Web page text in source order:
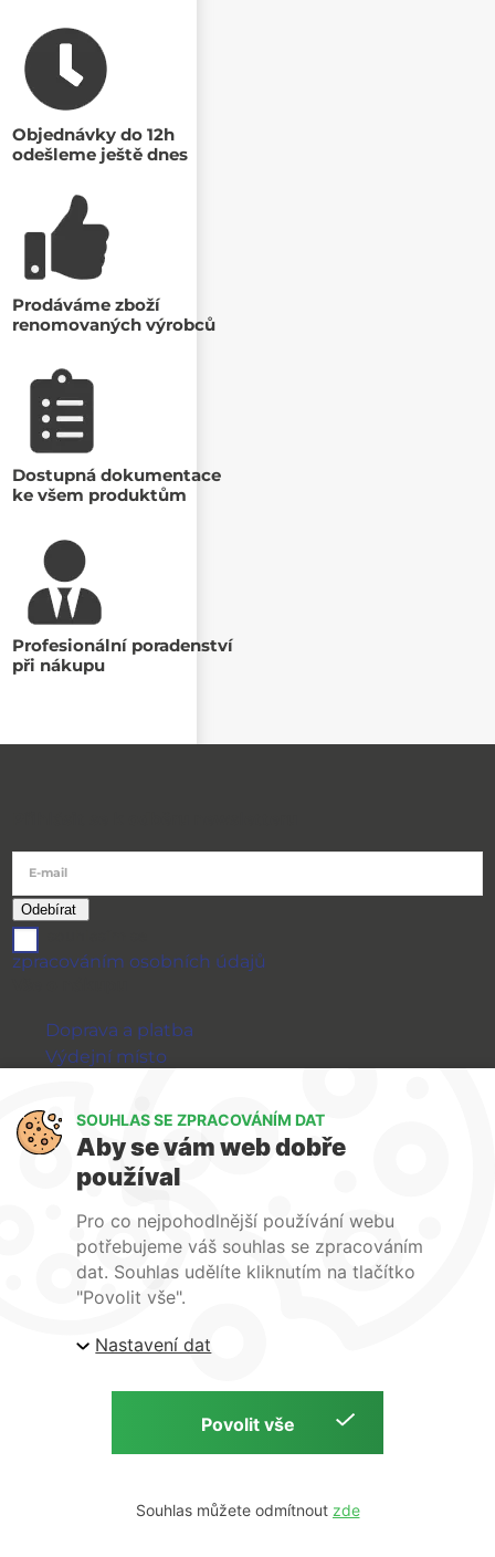
Objednávky do 12h
odešleme ještě dnes
Prodáváme zboží
renomovaných výrobců
Dostupná dokumentace
ke všem produktům
Profesionální poradenství
při nákupu
E-mail
zpracováním osobních údajů
Doprava a platba
Výdejní místo
GDPR
WIRPO s.r.o.
Obchodní podmínky
O nás
Kontakty
Firemní web
E-shop Wirpo.cz, Škrobárenská 518/16, Brno
Copyright © 2026 E-shop Wirpo.cz | by
SOUHLAS SE ZPRACOVÁNÍM DAT
Aby se vám web dobře
používal
Pro co nejpohodlnější používání webu
potřebujeme váš souhlas se zpracováním
dat. Souhlas udělíte kliknutím na tlačítko
"Povolit vše".
Nastavení dat
Souhlas můžete odmítnout